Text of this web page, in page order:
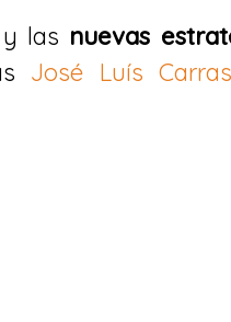
las nuevas
José Luís